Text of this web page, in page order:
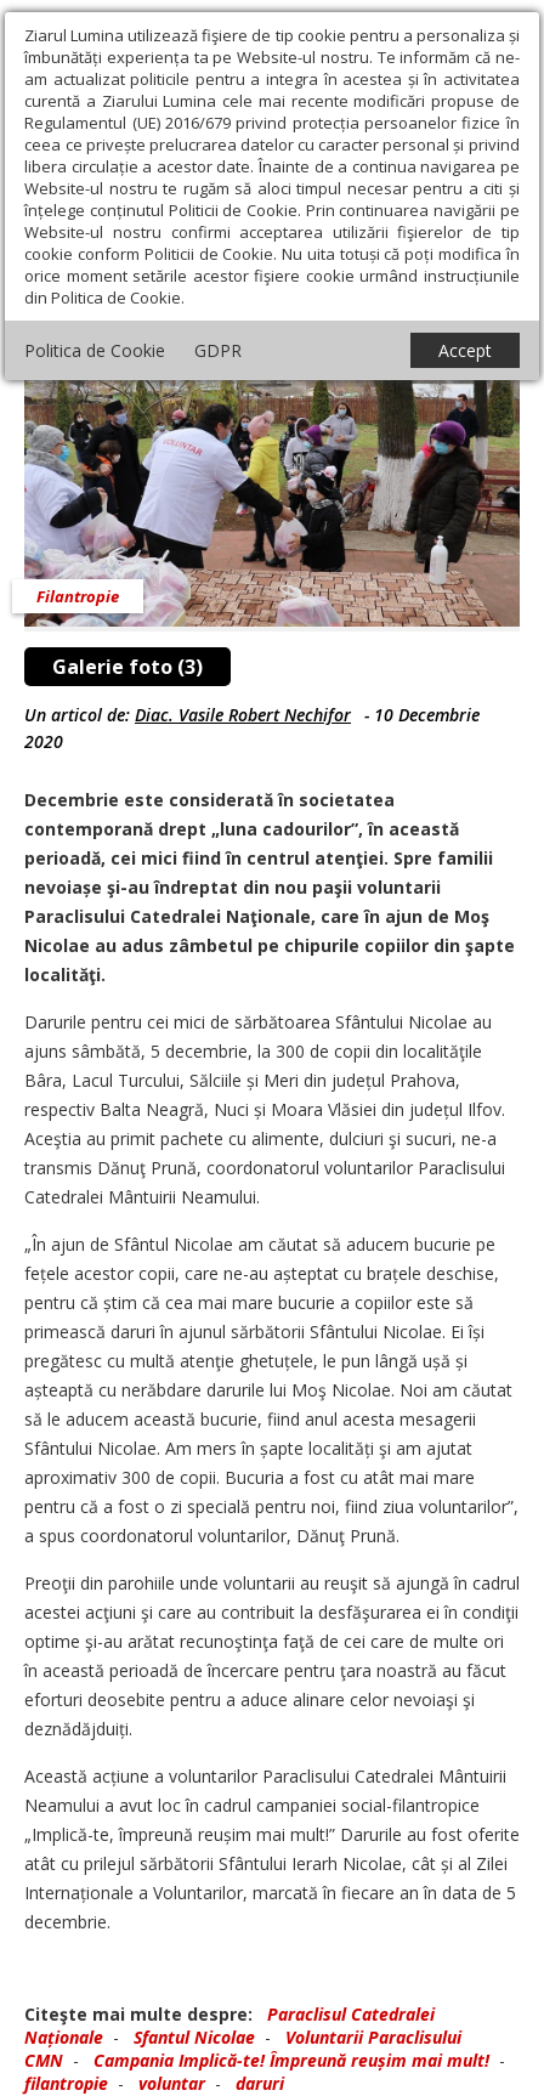
Ziarul Lumina utilizează fişiere de tip cookie pentru a personaliza și
îmbunătăți experiența ta pe Website-ul nostru. Te informăm că ne-
am actualizat politicile pentru a integra în acestea și în activitatea
curentă a Ziarului Lumina cele mai recente modificări propuse de
Regulamentul (UE) 2016/679 privind protecția persoanelor fizice în
ceea ce privește prelucrarea datelor cu caracter personal și privind
libera circulație a acestor date. Înainte de a continua navigarea pe
Website-ul nostru te rugăm să aloci timpul necesar pentru a citi și
înțelege conținutul Politicii de Cookie. Prin continuarea navigării pe
Website-ul nostru confirmi acceptarea utilizării fişierelor de tip
cookie conform Politicii de Cookie. Nu uita totuși că poți modifica în
orice moment setările acestor fişiere cookie urmând instrucțiunile
din Politica de Cookie.
Politica de Cookie GDPR Accept
Ziarul Lumina › Filantropie › Daruri pentru copii din partea
voluntarilor Paraclisului Catedralei Naționale
Daruri pentru copii din partea voluntarilor
Paraclisului Catedralei Naționale
Galerie foto (3)
Filantropie
Un articol de: Diac. Vasile Robert Nechifor - 10 Decembrie
2020
Decembrie este considerată în societatea
contemporană drept „luna cadourilor”, în această
perioadă, cei mici fiind în centrul atenţiei. Spre familii
nevoiașe şi-au îndreptat din nou paşii voluntarii
Paraclisului Catedralei Naţionale, care în ajun de Moş
Nicolae au adus zâmbetul pe chipurile copiilor din şapte
localităţi.
Darurile pentru cei mici de sărbătoarea Sfântului Nicolae au
ajuns sâmbătă, 5 decembrie, la 300 de copii din localităţile
Bâra, Lacul Turcului, Sălciile și Meri din județul Prahova,
respectiv Balta Neagră, Nuci și Moara Vlăsiei din județul Ilfov.
Aceştia au primit pachete cu alimente, dulciuri şi sucuri, ne-a
transmis Dănuţ Prună, coordonatorul voluntarilor Paraclisului
Catedralei Mântuirii ­Neamului.
„În ajun de Sfântul Nicolae am căutat să aducem bucurie pe
fețele acestor copii, care ne-au așteptat cu brațele deschise,
pentru că știm că cea mai mare bucurie a copiilor este să
primească daruri în ajunul sărbătorii Sfântului Nicolae. Ei își
pregătesc cu multă atenţie ghe­tuțele, le pun lângă ușă și
așteaptă cu nerăbdare darurile lui Moş Nicolae. Noi am căutat
să le aducem această bucurie, fiind anul acesta mesagerii
Sfântului Nicolae. Am mers în șapte localități şi am ajutat
aproximativ 300 de copii. Bucuria a fost cu atât mai mare
pentru că a fost o zi specială pentru noi, fiind ziua voluntarilor”,
a spus coordonatorul voluntarilor, Dănuţ Prună.
Preoţii din parohiile unde voluntarii au reuşit să ajungă în cadrul
acestei acţiuni şi care au contribuit la desfăşurarea ei în condiţii
optime şi-au arătat recunoştinţa faţă de cei care de multe ori
în această perioadă de încercare pentru ţara noastră au făcut
eforturi deosebite pentru a aduce alinare celor nevoiaşi şi
deznădăjduiți.
Această acțiune a voluntarilor Paraclisului Catedralei Mântuirii
Neamului a avut loc în cadrul campaniei social-filantropice
„Implică-te, împreună reușim mai mult!” Darurile au fost oferite
atât cu prilejul sărbătorii Sfântului Ierarh Nicolae, cât și al Zilei
Internaționale a Voluntarilor, marcată în fiecare an în data de 5
decembrie.
Citeşte mai multe despre:
Paraclisul Catedralei
Naționale - Sfantul Nicolae - Voluntarii Paraclisului
CMN - Campania Implică-te! Împreună reușim mai mult!-
filantropie - voluntar- daruri